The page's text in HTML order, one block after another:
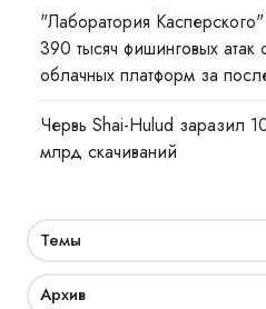
"Лаборатория
390 тысяч фишинговых атак
облачных платформ за
Червь Shai-Hulud заразил
млрд скачиваний
Темы
Архив